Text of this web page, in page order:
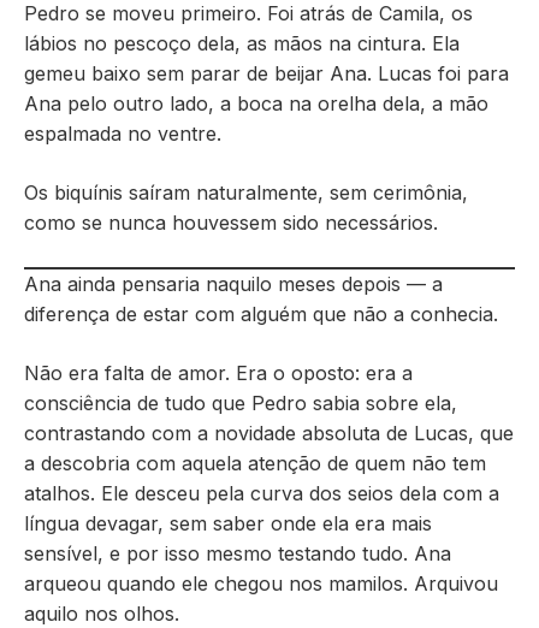
Pedro se moveu primeiro. Foi atrás de Camila, os
lábios no pescoço dela, as mãos na cintura. Ela
gemeu baixo sem parar de beijar Ana. Lucas foi para
Ana pelo outro lado, a boca na orelha dela, a mão
espalmada no ventre.
Os biquínis saíram naturalmente, sem cerimônia,
como se nunca houvessem sido necessários.
Ana ainda pensaria naquilo meses depois — a
diferença de estar com alguém que não a conhecia.
Não era falta de amor. Era o oposto: era a
consciência de tudo que Pedro sabia sobre ela,
contrastando com a novidade absoluta de Lucas, que
a descobria com aquela atenção de quem não tem
atalhos. Ele desceu pela curva dos seios dela com a
língua devagar, sem saber onde ela era mais
sensível, e por isso mesmo testando tudo. Ana
arqueou quando ele chegou nos mamilos. Arquivou
aquilo nos olhos.